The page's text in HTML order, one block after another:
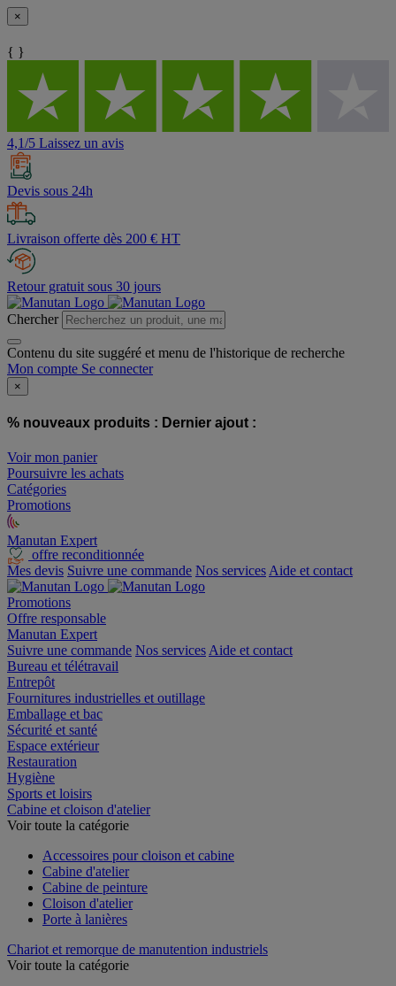
×
{ }
4,1/5 Laissez un avis
Devis sous 24h
Livraison offerte dès 200 € HT
Retour gratuit sous 30 jours
Chercher
Contenu du site suggéré et menu de l'historique de recherche
Mon compte Se connecter
×
% nouveaux produits : Dernier ajout :
Voir mon panier
Poursuivre les achats
Catégories
Promotions
Manutan Expert
offre reconditionnée
Mes devis Suivre une commande Nos services Aide et contact
Promotions
Offre responsable
Manutan Expert
Suivre une commande Nos services Aide et contact
Bureau et télétravail
Entrepôt
Fournitures industrielles et outillage
Emballage et bac
Sécurité et santé
Espace extérieur
Restauration
Hygiène
Sports et loisirs
Cabine et cloison d'atelier
Voir toute la catégorie
Accessoires pour cloison et cabine
Cabine d'atelier
Cabine de peinture
Cloison d'atelier
Porte à lanières
Chariot et remorque de manutention industriels
Voir toute la catégorie